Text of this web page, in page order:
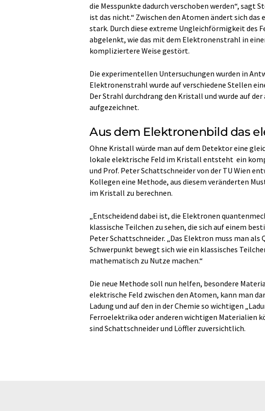
die Messpunkte dadurch verschoben werden“, sagt
ist das nicht.“ Zwischen den Atomen ändert sich
stark. Durch diese extreme Ungleichförmigkeit des
abgelenkt, wie das mit dem Elektronenstrahl in
kompliziertere Weise gestört.
Die experimentellen Untersuchungen wurden in
Elektronenstrahl wurde auf verschiedene Stellen
Der Strahl durchdrang den Kristall und wurde auf
aufgezeichnet.
Aus dem Elektronenbild das
Ohne Kristall würde man auf dem Detektor eine
lokale elektrische Feld im Kristall entsteht ein
und Prof. Peter Schattschneider von der TU Wien
Kollegen eine Methode, aus diesem veränderten
im Kristall zu berechnen.
„Entscheidend dabei ist, die Elektronen
klassische Teilchen zu sehen, die sich auf einem
Peter Schattschneider. „Das Elektron muss man
Schwerpunkt bewegt sich wie ein klassisches
mathematisch zu Nutze machen.“
Die neue Methode soll nun helfen, besondere
elektrische Feld zwischen den Atomen, kann man
Ladung und auf den in der Chemie so wichtigen
Ferroelektrika oder anderen wichtigen Materialien
sind Schattschneider und Löffler zuversichtlich.